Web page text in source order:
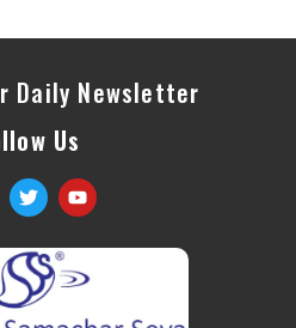
Daily Newsletter
Us